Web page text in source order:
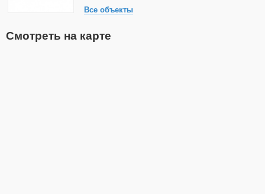
Все объекты
Смотреть на карте